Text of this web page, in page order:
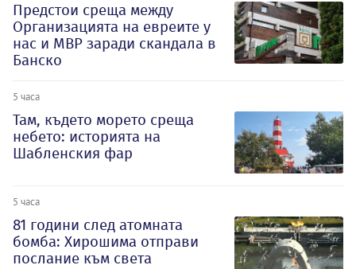
Предстои среща между
Организацията на евреите у
нас и МВР заради скандала в
Банско
5 часа
Там, където морето среща
небето: историята на
Шабленския фар
5 часа
81 години след атомната
бомба: Хирошима отправи
послание към света